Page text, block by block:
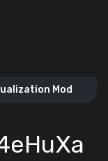
Mod